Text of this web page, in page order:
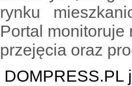
rynku
Portal monitoruje
przejęcia oraz
DOMPRESS.PL